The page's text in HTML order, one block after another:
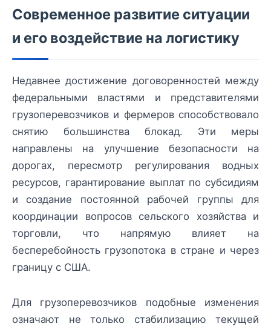
Современное развитие ситуации
и его воздействие на логистику
Недавнее достижение договоренностей между
федеральными властями и представителями
грузоперевозчиков и фермеров способствовало
снятию большинства блокад. Эти меры
направлены на улучшение безопасности на
дорогах, пересмотр регулирования водных
ресурсов, гарантирование выплат по субсидиям
и создание постоянной рабочей группы для
координации вопросов сельского хозяйства и
торговли, что напрямую влияет на
бесперебойность грузопотока в стране и через
границу с США.
Для грузоперевозчиков подобные изменения
означают не только стабилизацию текущей